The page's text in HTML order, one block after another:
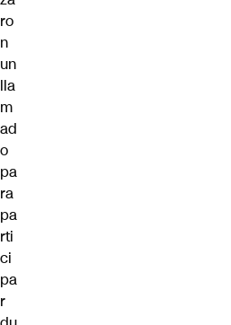
ro
n
un
lla
m
ad
o
pa
ra
pa
rti
ci
pa
r